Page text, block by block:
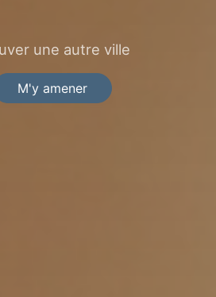
une autre ville
M'y amener